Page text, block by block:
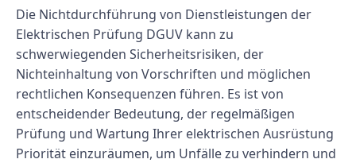
Die Nichtdurchführung von Dienstleistungen der
Elektrischen Prüfung DGUV kann zu
schwerwiegenden Sicherheitsrisiken, der
Nichteinhaltung von Vorschriften und möglichen
rechtlichen Konsequenzen führen. Es ist von
entscheidender Bedeutung, der regelmäßigen
Prüfung und Wartung Ihrer elektrischen Ausrüstung
Priorität einzuräumen, um Unfälle zu verhindern und